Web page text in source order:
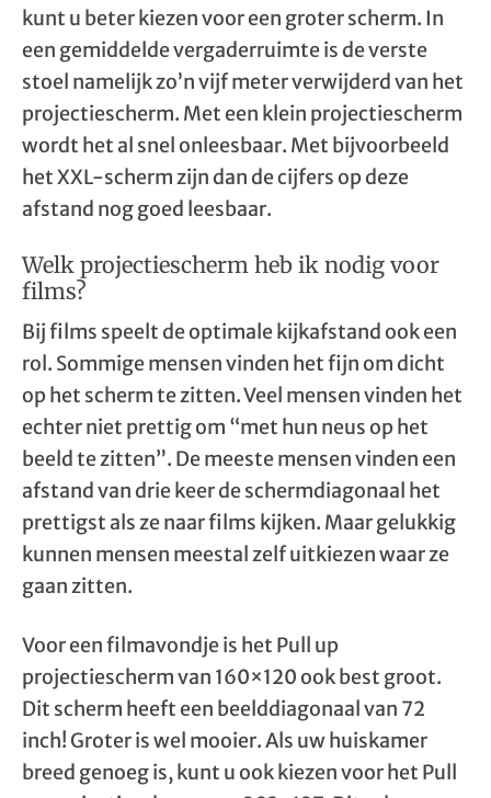
kunt u beter kiezen voor een groter scherm. In
een gemiddelde vergaderruimte is de verste
stoel namelijk zo’n vijf meter verwijderd van het
projectiescherm. Met een klein projectiescherm
wordt het al snel onleesbaar. Met bijvoorbeeld
het XXL-scherm zijn dan de cijfers op deze
afstand nog goed leesbaar.
Welk projectiescherm heb ik nodig voor
films?
Bij films speelt de optimale kijkafstand ook een
rol. Sommige mensen vinden het fijn om dicht
op het scherm te zitten. Veel mensen vinden het
echter niet prettig om “met hun neus op het
beeld te zitten”. De meeste mensen vinden een
afstand van drie keer de schermdiagonaal het
prettigst als ze naar films kijken. Maar gelukkig
kunnen mensen meestal zelf uitkiezen waar ze
gaan zitten.
Voor een filmavondje is het Pull up
projectiescherm van 160×120 ook best groot.
Dit scherm heeft een beelddiagonaal van 72
inch! Groter is wel mooier. Als uw huiskamer
breed genoeg is, kunt u ook kiezen voor het Pull